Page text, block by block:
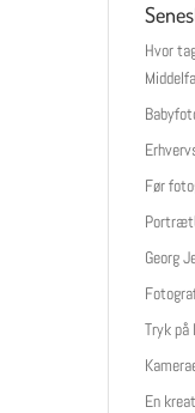
Hvor
Før
Georg
Tryk
En